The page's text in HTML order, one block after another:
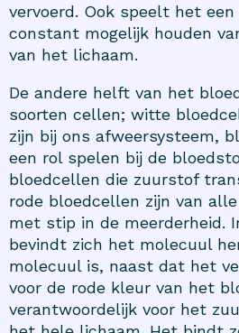
vervoerd. Ook speelt het
constant mogelijk houden
van het lichaam.
De andere helft van het
soorten cellen; witte
zijn bij ons afweersysteem,
een rol spelen bij de
bloedcellen die zuurstof
rode bloedcellen zijn van
met stip in de meerderheid.
bevindt zich het molecuul
molecuul is, naast dat het
voor de rode kleur van het
verantwoordelijk voor het